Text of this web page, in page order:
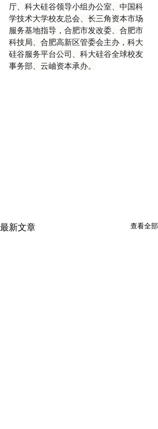
厅、科大硅谷领导小组办公室、中国科
学技术大学校友总会、长三角资本市场
服务基地指导，合肥市发改委、合肥市
科技局、合肥高新区管委会主办，科大
硅谷服务平台公司、科大硅谷全球校友
事务部、云岫资本承办。
最新文章 查看全部